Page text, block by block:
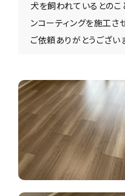
犬を飼われているとのこ
ンコーティングを施工さ
ご依頼ありがとうござい